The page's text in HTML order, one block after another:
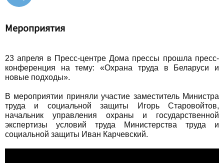
Мероприятия
23 апреля в Пресс-центре Дома прессы прошла пресс-
конференция на тему: «Охрана труда в Беларуси и
новые подходы».
В мероприятии приняли участие заместитель Министра
труда и социальной защиты Игорь Старовойтов,
начальник управления охраны и государственной
экспертизы условий труда Министерства труда и
социальной защиты Иван Карчевский.